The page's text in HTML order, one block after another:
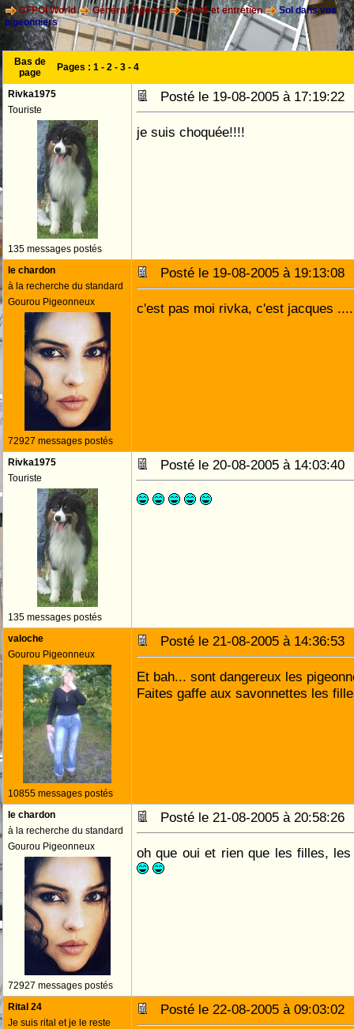
CFPOI World Général Pigeons santé et entretien
Sol dans vos
pigeonniers
Bas de
page
Pages : 1 - 2 - 3 - 4
Rivka1975
Touriste
135 messages postés
Posté le 19-08-2005 à
je suis choquée!!!!
le chardon
à la recherche du standard
Gourou Pigeonneux
72927 messages postés
Posté le 19-08-2005 à
c'est pas moi rivka, c'est jacques
Rivka1975
Touriste
135 messages postés
Posté le 20-08-2005 à
valoche
Gourou Pigeonneux
10855 messages postés
Posté le 21-08-2005 à
Et bah... sont dangereux les
Faites gaffe aux savonnettes les
le chardon
à la recherche du standard
Gourou Pigeonneux
72927 messages postés
Posté le 21-08-2005 à
oh que oui et rien que les filles,
Rital 24
Je suis rital et je le reste
Posté le 22-08-2005 à